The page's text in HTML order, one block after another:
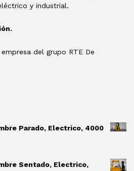
y industrial.
del grupo RTE De
Parado, Electrico, 4000
Sentado, Electrico,